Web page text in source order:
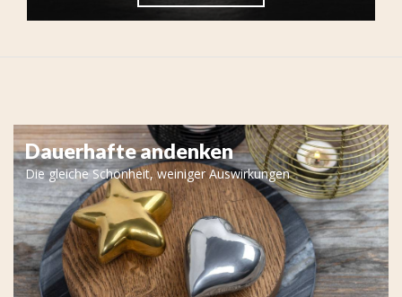
Dauerhafte andenken
Die gleiche Schönheit, weiniger Auswirkungen